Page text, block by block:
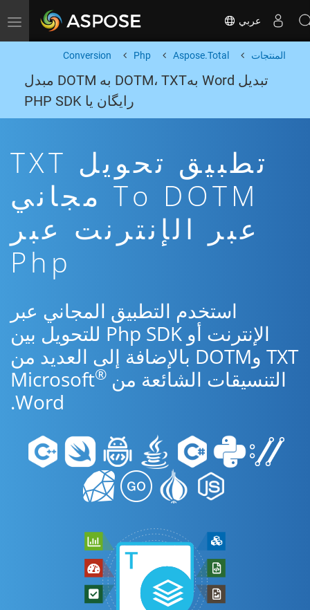
Toggle navigation عربي
المنتجات Aspose.Total
Php
Conversion
تبدیل Word بهDOTM، TXT به DOTM مبدل
رایگان یا PHP SDK
تطبيق تحويل TXT
To DOTM مجاني
عبر الإنترنت عبر
Php
استخدم التطبيق المجاني عبر
الإنترنت أو Php SDK للتحويل بين
TXT وDOTM بالإضافة إلى العديد من
التنسيقات الشائعة من Microsoft ®
Word.